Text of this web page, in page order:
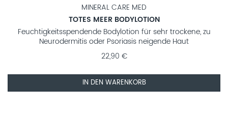
MINERAL CARE MED
TOTES MEER BODYLOTION
Feuchtigkeitsspendende Bodylotion für sehr trockene, zu
Neurodermitis oder Psoriasis neigende Haut
22,90 €
IN DEN WARENKORB